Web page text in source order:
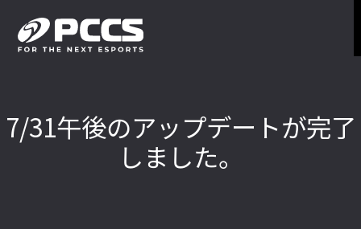
7/31午後のアップデートが完了
しました。